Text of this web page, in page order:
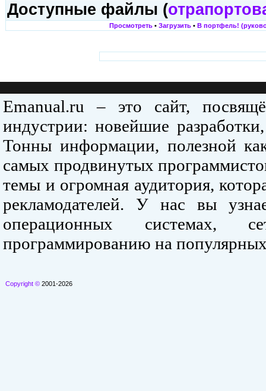
Доступные файлы (
Просмотреть • Загрузить • В портфель!
Emanual.ru – это сайт,
индустрии: новейшие
Тонны информации, полезной
самых продвинутых
темы и огромная аудитория,
рекламодателей. У нас вы
операционных системах,
программированию на
Copyright © 2001-2026